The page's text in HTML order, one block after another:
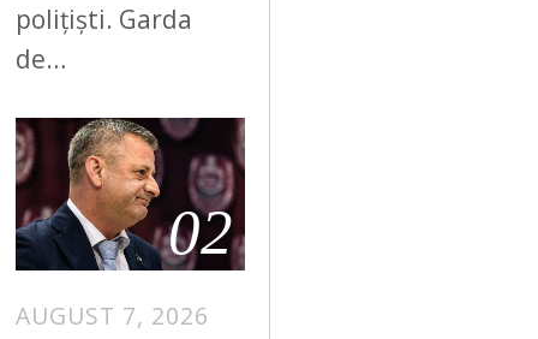
polițiști. Garda
de…
02
AUGUST 7, 2026